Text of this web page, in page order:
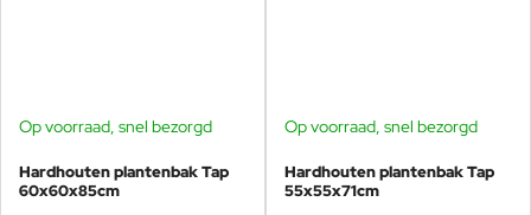
Op voorraad, snel bezorgd
Hardhouten plantenbak Tap
60x60x85cm
Op voorraad, snel bezorgd
Hardhouten plantenbak Tap
55x55x71cm